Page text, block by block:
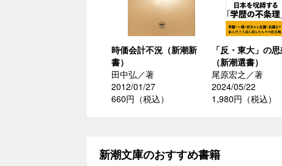
時価会計不況（新潮新
書）
田中弘／著
2012/01/27
660円（税込）
「反・東大」の
（新潮選書）
尾原宏之／著
2024/05/22
1,980円（税込）
新潮文庫のおすすめ書籍